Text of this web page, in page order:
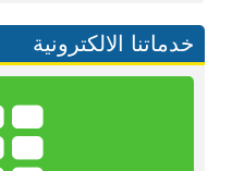
خدماتنا الالكترونية